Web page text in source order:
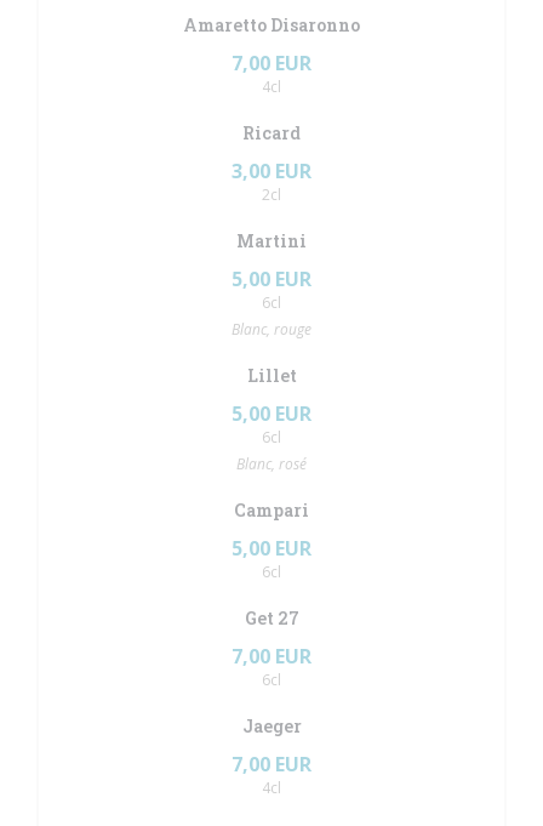
Amaretto Disaronno
7,00 EUR
4cl
Ricard
3,00 EUR
2cl
Martini
5,00 EUR
6cl
Blanc, rouge
Lillet
5,00 EUR
6cl
Blanc, rosé
Campari
5,00 EUR
6cl
Get 27
7,00 EUR
6cl
Jaeger
7,00 EUR
4cl